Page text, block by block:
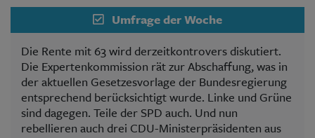
Umfrage der Woche
Die Rente mit 63 wird derzeitkontrovers diskutiert.
Die Expertenkommission rät zur Abschaffung, was in
der aktuellen Gesetzesvorlage der Bundesregierung
entsprechend berücksichtigt wurde. Linke und Grüne
sind dagegen. Teile der SPD auch. Und nun
rebellieren auch drei CDU-Ministerpräsidenten aus